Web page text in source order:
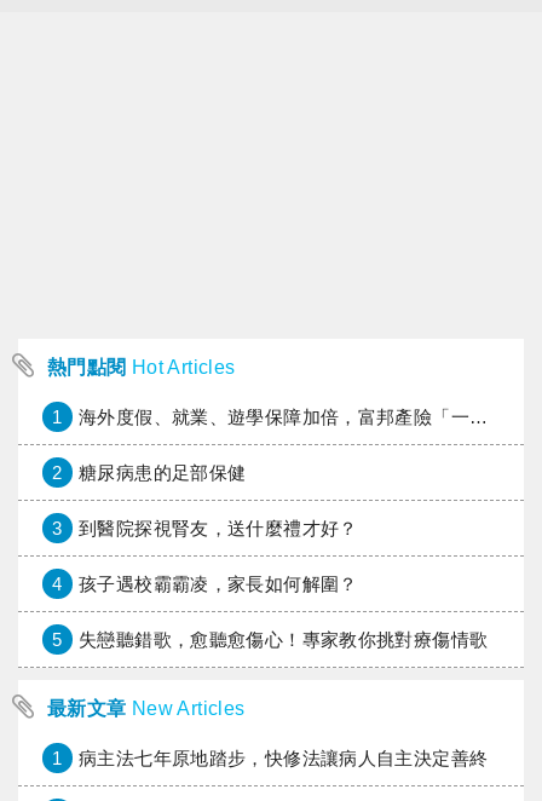
熱門點閱 Hot Articles
1 海外度假、就業、遊學保障加倍，富邦產險「一期逐夢」專案加碼遠距醫療與緊急救援
2 糖尿病患的足部保健
3 到醫院探視腎友，送什麼禮才好？
4 孩子遇校霸霸凌，家長如何解圍？
5 失戀聽錯歌，愈聽愈傷心！專家教你挑對療傷情歌
最新文章 New Articles
1 病主法七年原地踏步，快修法讓病人自主決定善終